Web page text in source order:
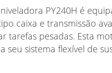
PY240H é
caixa e transmissão
tarefas pesadas. Esta
seu sistema flexível de